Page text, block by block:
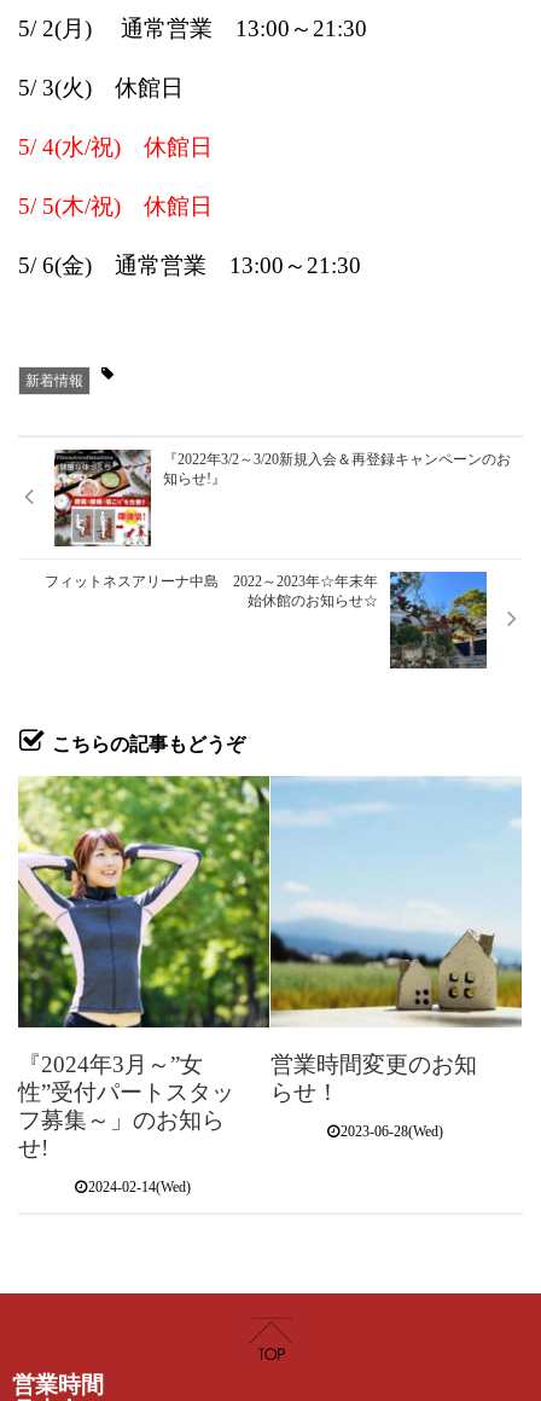
5/ 2(月) 通常営業 13:00～21:30
5/ 3(火) 休館日
5/ 4(水/祝) 休館日
5/ 5(木/祝) 休館日
5/ 6(金) 通常営業 13:00～21:30
新着情報
『2022年3/2～3/20新規入会＆再登録キャンペーンのお
知らせ!』
フィットネスアリーナ中島 2022～2023年☆年末年
始休館のお知らせ☆
こちらの記事もどうぞ
『2024年3月～”女
性”受付パートスタッ
フ募集～」のお知ら
せ!
2024-02-14(Wed)
営業時間変更のお知
らせ！
2023-06-28(Wed)
営業時間